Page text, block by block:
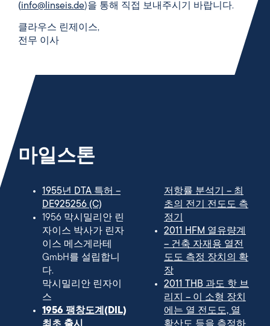
(info@linseis.de)을 통해 직접 보내주시기 바랍니다.
클라우스 린제이스,
전무 이사
마일스톤
1955년 DTA 특허 –
DE925256 (C)
1956 막시밀리안 린
자이스 박사가 린자
이스 메스게라테
GmbH를 설립합니
다.
막시밀리안 린자이
스
1956 팽창도계(DIL)
최초 출시
저항률 분석기 – 최
초의 전기 전도도 측
정기
2011 HFM 열유량계
– 건축 자재용 열전
도도 측정 장치의 확
장
2011 THB 과도 핫 브
리지 – 이 소형 장치
에는 열 전도도, 열
확산도 등을 측정하